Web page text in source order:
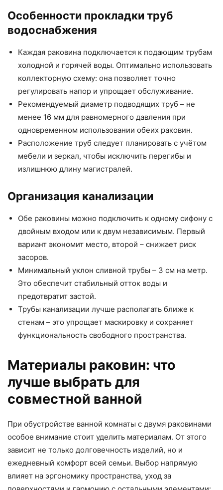
Особенности прокладки труб
водоснабжения
Каждая раковина подключается к подающим трубам
холодной и горячей воды. Оптимально использовать
коллекторную схему: она позволяет точно
регулировать напор и упрощает обслуживание.
Рекомендуемый диаметр подводящих труб – не
менее 16 мм для равномерного давления при
одновременном использовании обеих раковин.
Расположение труб следует планировать с учётом
мебели и зеркал, чтобы исключить перегибы и
излишнюю длину магистралей.
Организация канализации
Обе раковины можно подключить к одному сифону с
двойным входом или к двум независимым. Первый
вариант экономит место, второй – снижает риск
засоров.
Минимальный уклон сливной трубы – 3 см на метр.
Это обеспечит стабильный отток воды и
предотвратит застой.
Трубы канализации лучше располагать ближе к
стенам – это упрощает маскировку и сохраняет
функциональность свободного пространства.
Материалы раковин: что
лучше выбрать для
совместной ванной
При обустройстве ванной комнаты с двумя раковинами
особое внимание стоит уделить материалам. От этого
зависит не только долговечность изделий, но и
ежедневный комфорт всей семьи. Выбор напрямую
влияет на эргономику пространства, уход за